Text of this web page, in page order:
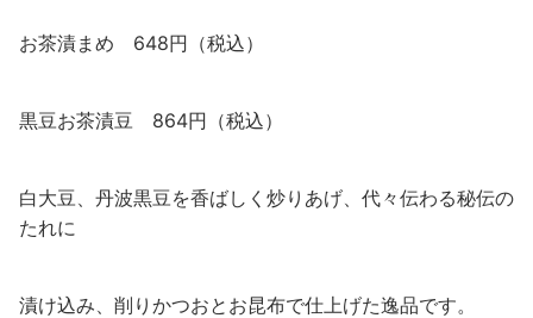
お茶漬まめ 648円（税込）
黒豆お茶漬豆 864円（税込）
白大豆、丹波黒豆を香ばしく炒りあげ、代々伝わる秘伝の
たれに
漬け込み、削りかつおとお昆布で仕上げた逸品です。